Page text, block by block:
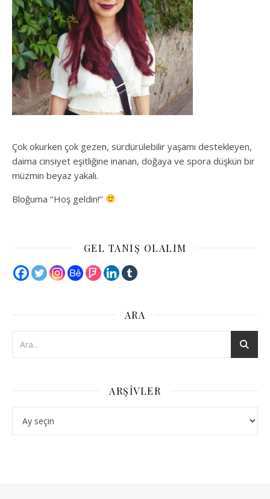
Çok okurken çok gezen, sürdürülebilir yaşamı destekleyen,
daima cinsiyet eşitliğine inanan, doğaya ve spora düşkün bir
müzmin beyaz yakalı.
Bloğuma ‘’Hoş geldin!’’
GEL TANIŞ OLALIM
ARA
ARŞIVLER